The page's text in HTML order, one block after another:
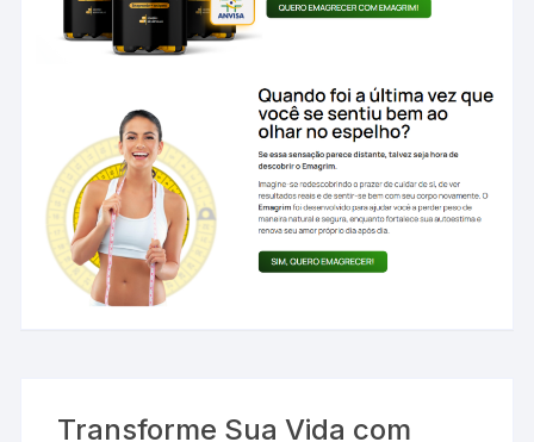
Transforme Sua Vida com